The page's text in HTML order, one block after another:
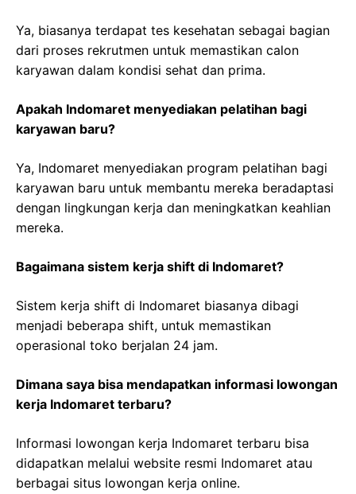
Ya, biasanya terdapat tes kesehatan sebagai bagian
dari proses rekrutmen untuk memastikan calon
karyawan dalam kondisi sehat dan prima.
Apakah Indomaret menyediakan pelatihan bagi
karyawan baru?
Ya, Indomaret menyediakan program pelatihan bagi
karyawan baru untuk membantu mereka beradaptasi
dengan lingkungan kerja dan meningkatkan keahlian
mereka.
Bagaimana sistem kerja shift di Indomaret?
Sistem kerja shift di Indomaret biasanya dibagi
menjadi beberapa shift, untuk memastikan
operasional toko berjalan 24 jam.
Dimana saya bisa mendapatkan informasi lowongan
kerja Indomaret terbaru?
Informasi lowongan kerja Indomaret terbaru bisa
didapatkan melalui website resmi Indomaret atau
berbagai situs lowongan kerja online.